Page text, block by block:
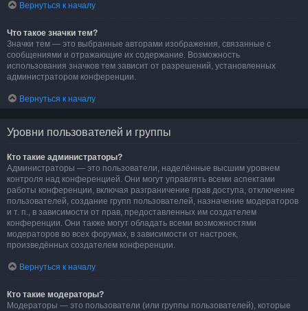
Вернуться к началу
Что такое значки тем?
Значки тем — это выбранные авторами изображения, связанные с
сообщениями и отражающие их содержание. Возможность
использования значков тем зависит от разрешений, установленных
администратором конференции.
Вернуться к началу
Уровни пользователей и группы
Кто такие администраторы?
Администраторы — это пользователи, наделённые высшим уровнем
контроля над конференцией. Они могут управлять всеми аспектами
работы конференции, включая разграничение прав доступа, отключение
пользователей, создание групп пользователей, назначение модераторов
и т. п., в зависимости от прав, предоставленных им создателем
конференции. Они также могут обладать всеми возможностями
модераторов во всех форумах, в зависимости от настроек,
произведённых создателем конференции.
Вернуться к началу
Кто такие модераторы?
Модераторы — это пользователи (или группы пользователей), которые